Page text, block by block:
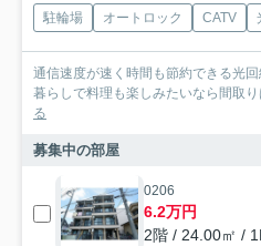
駐輪場 オートロック CATV
通信速度が速く時間も節約できる光
暮らしで料理も楽しみたいなら間取
る
募集中の部屋
0206
6.2万円
2階 / 24.00㎡ /